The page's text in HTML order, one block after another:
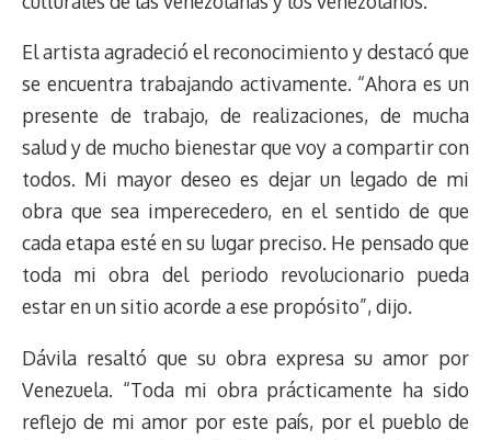
El artista agradeció el reconocimiento y destacó que
se encuentra trabajando activamente. “Ahora es un
presente de trabajo, de realizaciones, de mucha
salud y de mucho bienestar que voy a compartir con
todos. Mi mayor deseo es dejar un legado de mi
obra que sea imperecedero, en el sentido de que
cada etapa esté en su lugar preciso. He pensado que
toda mi obra del periodo revolucionario pueda
estar en un sitio acorde a ese propósito”, dijo.
Dávila resaltó que su obra expresa su amor por
Venezuela. “Toda mi obra prácticamente ha sido
reflejo de mi amor por este país, por el pueblo de